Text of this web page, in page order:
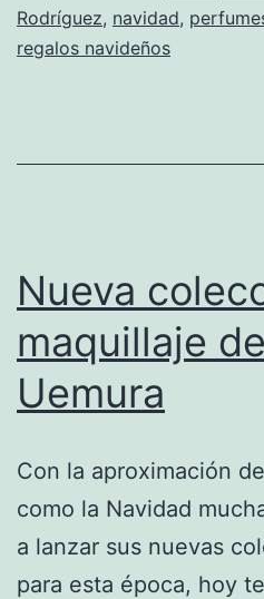
Rodríguez, navidad,
regalos navideños
Nueva
maquillaje
Uemura
Con la aproximación
como la Navidad
a lanzar sus nuevas
para esta época, hoy